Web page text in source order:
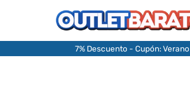
7% Descuento - Cupón: Verano